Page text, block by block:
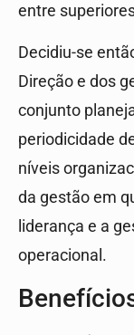
entre
Decidiu-se
Direção e dos
conjunto
periodicidade
níveis
da gestão em
liderança e a
operacional.